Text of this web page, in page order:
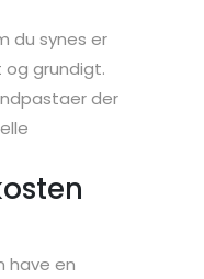
du synes er
grundigt.
der
have en